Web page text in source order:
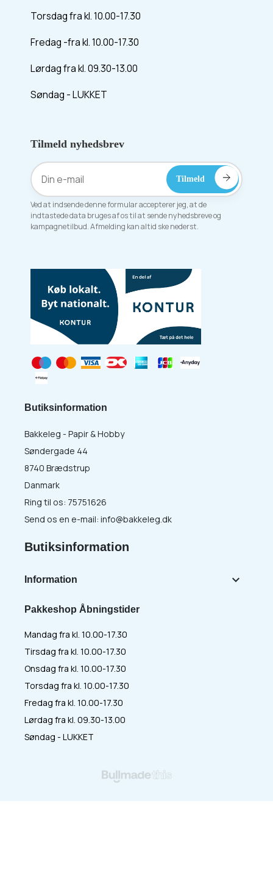
Torsdag fra kl. 10.00-17.30
Fredag -fra kl. 10.00-17.30
Lørdag fra kl. 09.30-13.00
Søndag - LUKKET
Tilmeld nyhedsbrev
Ved at indsende denne formular accepterer jeg, at de
indtastede data bruges af os til at sende nyhedsbreve og
kampagnetilbud. Afmelding kan altid ske nederst.
Pakkeshop Åbningstider
Mandag fra kl. 10.00-17.30
Tirsdag fra kl. 10.00-17.30
Onsdag fra kl. 10.00-17.30
Torsdag fra kl. 10.00-17.30
Fredag fra kl. 10.00-17.30
Lørdag fra kl. 09.30-13.00
Søndag - LUKKET
Butiksinformation
Bakkeleg - Papir & Hobby
Søndergade 44
8740 Brædstrup
Danmark
Ring til os: 75751626
Send os en e-mail: info@bakkeleg.dk
Butiksinformation
Information 